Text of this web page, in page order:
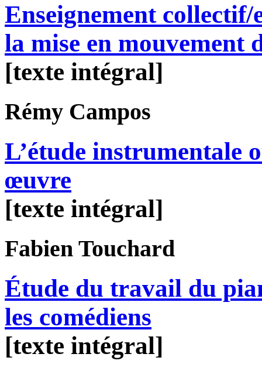
Enseignement
la mise en mouvement
[texte intégral]
Rémy Campos
L’étude instrumentale
œuvre
[texte intégral]
Fabien Touchard
Étude du travail du
les comédiens
[texte intégral]